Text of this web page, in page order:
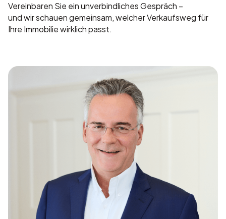
Vereinbaren Sie ein unverbindliches Gespräch –
und wir schauen gemeinsam, welcher Verkaufsweg für
Ihre Immobilie wirklich passt.